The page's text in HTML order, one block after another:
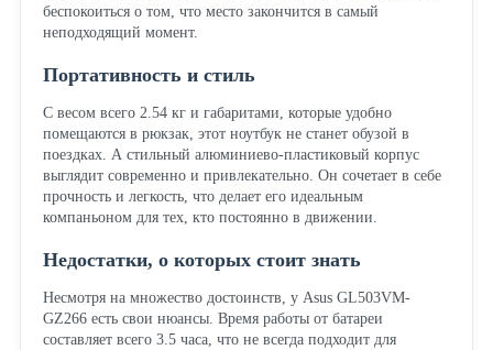
беспокоиться о том, что место закончится в самый
неподходящий момент.
Портативность и стиль
С весом всего 2.54 кг и габаритами, которые удобно
помещаются в рюкзак, этот ноутбук не станет обузой в
поездках. А стильный алюминиево-пластиковый корпус
выглядит современно и привлекательно. Он сочетает в себе
прочность и легкость, что делает его идеальным
компаньоном для тех, кто постоянно в движении.
Недостатки, о которых стоит знать
Несмотря на множество достоинств, у Asus GL503VM-
GZ266 есть свои нюансы. Время работы от батареи
составляет всего 3.5 часа, что не всегда подходит для